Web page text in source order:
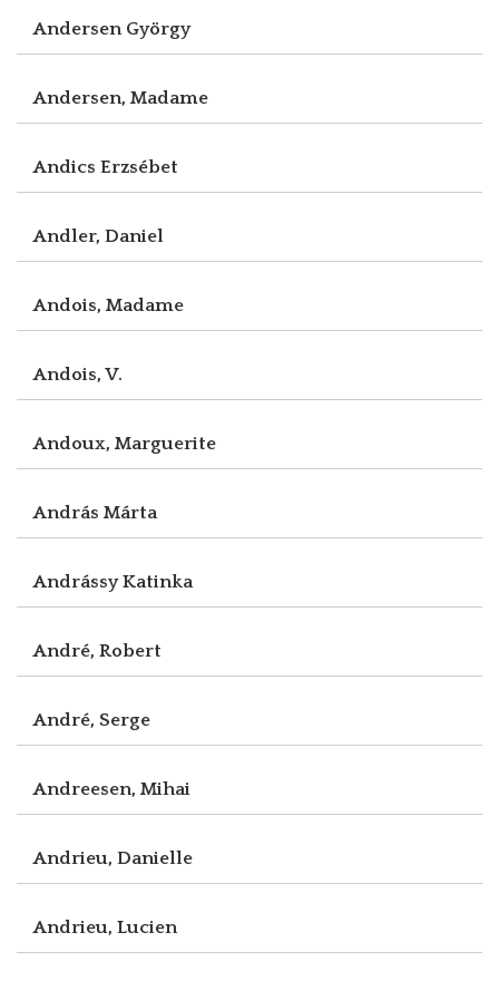
Andersen György
Andersen, Madame
Andics Erzsébet
Andler, Daniel
Andois, Madame
Andois, V.
Andoux, Marguerite
András Márta
Andrássy Katinka
André, Robert
André, Serge
Andreesen, Mihai
Andrieu, Danielle
Andrieu, Lucien